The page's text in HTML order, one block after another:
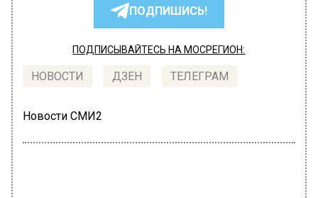
ПОДПИШИСЬ!
ПОДПИСЫВАЙТЕСЬ НА МОСРЕГИОН:
НОВОСТИ ДЗЕН ТЕЛЕГРАМ
Новости СМИ2